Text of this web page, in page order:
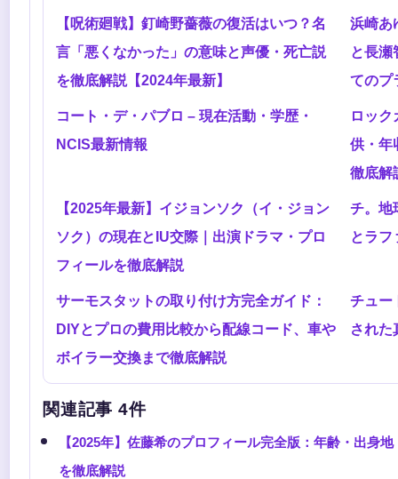
【呪術廻戦】釘崎野薔薇の復活はいつ？名
言「悪くなかった」の意味と声優・死亡説
を徹底解説【2024年最新】
浜崎あ
と長瀬
てのプ
コート・デ・パブロ – 現在活動・学歴・
NCIS最新情報
ロッ
供・年
徹底解
【2025年最新】イジョンソク（イ・ジョン
ソク）の現在とIU交際｜出演ドラマ・プロ
フィールを徹底解説
チ。地
とラフ
サーモスタットの取り付け方完全ガイド：
DIYとプロの費用比較から配線コード、車や
ボイラー交換まで徹底解説
チュー
された
関連記事 4件
【2025年】佐藤希のプロフィール完全版：年齢・出身
を徹底解説